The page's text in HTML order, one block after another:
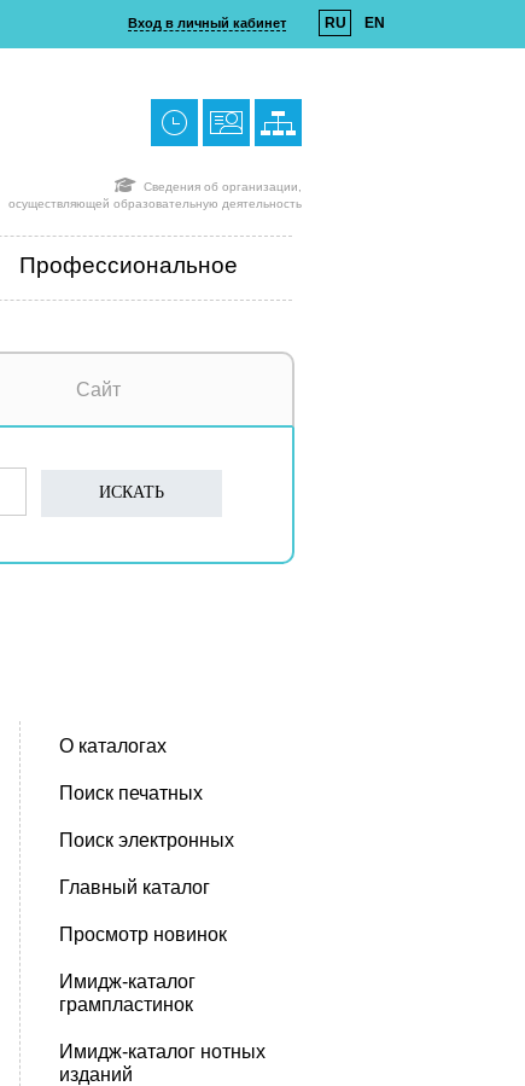
Вход в личный кабинет RU EN
Сведения об организации,
осуществляющей образовательную деятельность
Профессиональное
Сайт
О каталогах
Поиск печатных
Поиск электронных
Главный каталог
Просмотр новинок
Имидж-каталог
грампластинок
Имидж-каталог нотных
изданий